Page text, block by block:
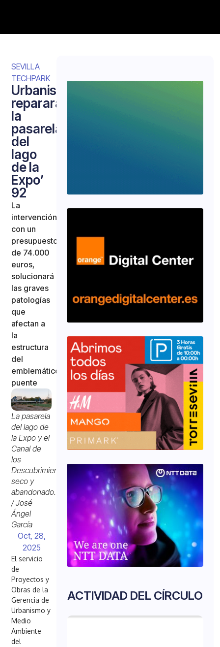
SEVILLA
TECHPARK
Urbanismo
reparará
la
pasarela
del
lago
de la
Expo’
92
La
intervención,
con un
presupuesto
de 74.000
euros,
solucionará
las graves
patologías
que
afectan a
la
estructura
del
emblemático
puente
La pasarela
del lago de
la Expo y el
Canal de
los
Descubrimientos,
seco y
abandonado.
/ José
Ángel
García
Oct, 28,
2025
El servicio
de
Proyectos y
Obras de la
Gerencia de
Urbanismo y
Medio
Ambiente
del
ACTIVIDAD DEL CÍRCULO